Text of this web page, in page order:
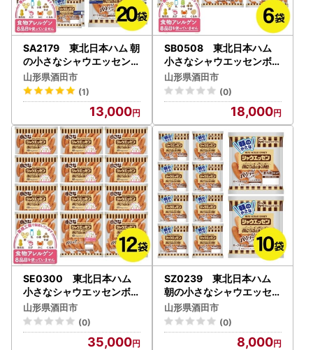
SA2179 東北日本ハム 朝
の小さなシャウエッセン
81g×20袋
山形県酒田市
(1)
13,000
SB0508 東北日本ハム
小さなシャウエッセンボリ
ュームパック 405g×6袋
山形県酒田市
(0)
18,000
SE0300 東北日本ハム
小さなシャウエッセンボリ
ュームパック 405g×12
袋
山形県酒田市
(0)
35,000
SZ0239 東北日本ハム
朝の小さなシャウエッセン
81g×10袋
山形県酒田市
(0)
8,000